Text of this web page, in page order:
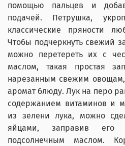
помощью пальцев и
подачей. Петрушка,
классические пряности
Чтобы подчеркнуть свежий
можно перетереть их с
маслом, такая простая
нарезанным свежим
аромат блюду. Лук на перо
содержанием витаминов и
из зелени лука, можно
яйцами, заправив
подсолнечным маслом.